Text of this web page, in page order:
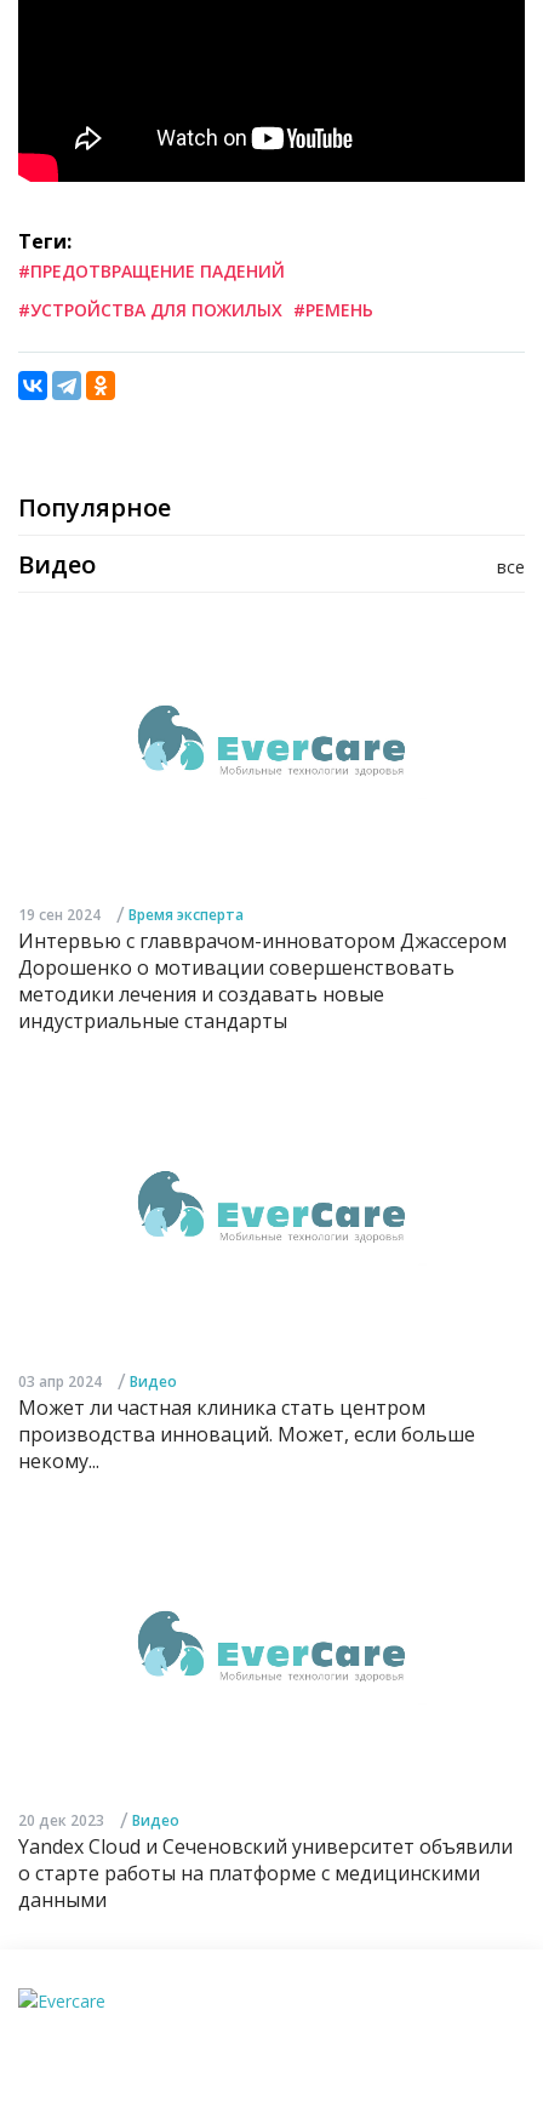
Теги:
#ПРЕДОТВРАЩЕНИЕ ПАДЕНИЙ
#УСТРОЙСТВА ДЛЯ ПОЖИЛЫХ #РЕМЕНЬ
Популярное
все
Видео
19 сен 2024 / Время эксперта
Интервью с главврачом-инноватором Джассером
Дорошенко о мотивации совершенствовать
методики лечения и создавать новые
индустриальные стандарты
03 апр 2024 / Видео
Может ли частная клиника стать центром
производства инноваций. Может, если больше
некому...
20 дек 2023 / Видео
Yandex Cloud и Сеченовский университет объявили
о старте работы на платформе с медицинскими
данными